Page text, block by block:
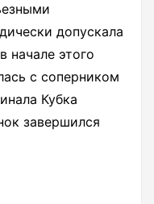
допускала
начале этого
с соперником
Кубка
завершился